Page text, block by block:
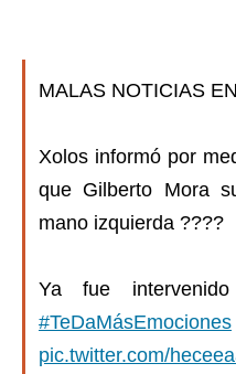
MALAS NOTICIAS
Xolos informó por
que Gilberto Mora
mano izquierda ????
Ya fue intervenido
#TeDaMásEmociones
pic.twitter.com/